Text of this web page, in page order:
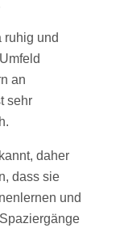
ruhig und
an
sehr
daher
dass sie
und